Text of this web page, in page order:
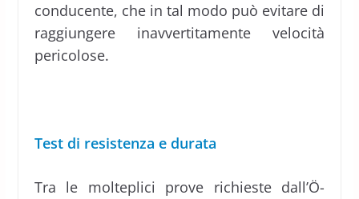
conducente, che in tal modo può evitare di
raggiungere inavvertitamente velocità
pericolose.
Test di resistenza e durata
Tra le molteplici prove richieste dall’Ö-